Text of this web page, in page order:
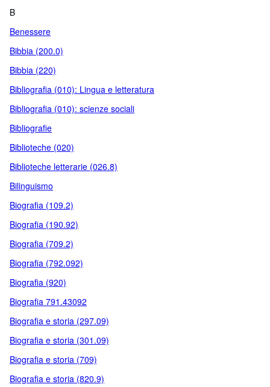
B
Benessere
Bibbia (200.0)
Bibbia (220)
Bibliografia (010): Lingua e letteratura
Bibliografia (010): scienze sociali
Bibliografie
Biblioteche (020)
Biblioteche letterarie (026.8)
Bilinguismo
Biografia (109.2)
Biografia (190.92)
Biografia (709.2)
Biografia (792.092)
Biografia (920)
Biografia 791.43092
Biografia e storia (297.09)
Biografia e storia (301.09)
Biografia e storia (709)
Biografia e storia (820.9)